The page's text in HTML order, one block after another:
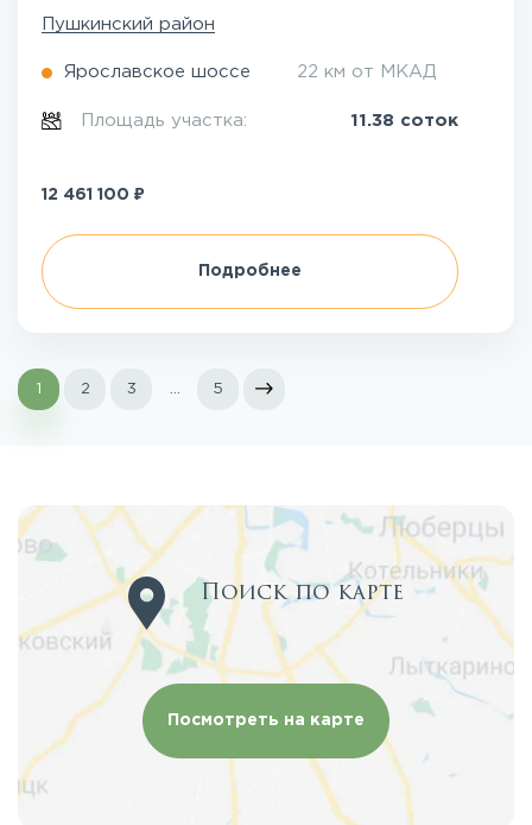
Пушкинский район
Ярославское шоссе 22 км от МКАД
Площадь участка: 11.38 соток
12 461 100 ₽
Подробнее
1 2 3 5
Поиск по карте
Посмотреть на карте